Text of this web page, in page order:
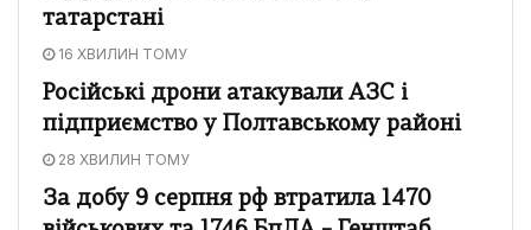
татарстані
16 ХВИЛИН ТОМУ
Російські дрони атакували АЗС і
підприємство у Полтавському районі
28 ХВИЛИН ТОМУ
За добу 9 серпня рф втратила 1470